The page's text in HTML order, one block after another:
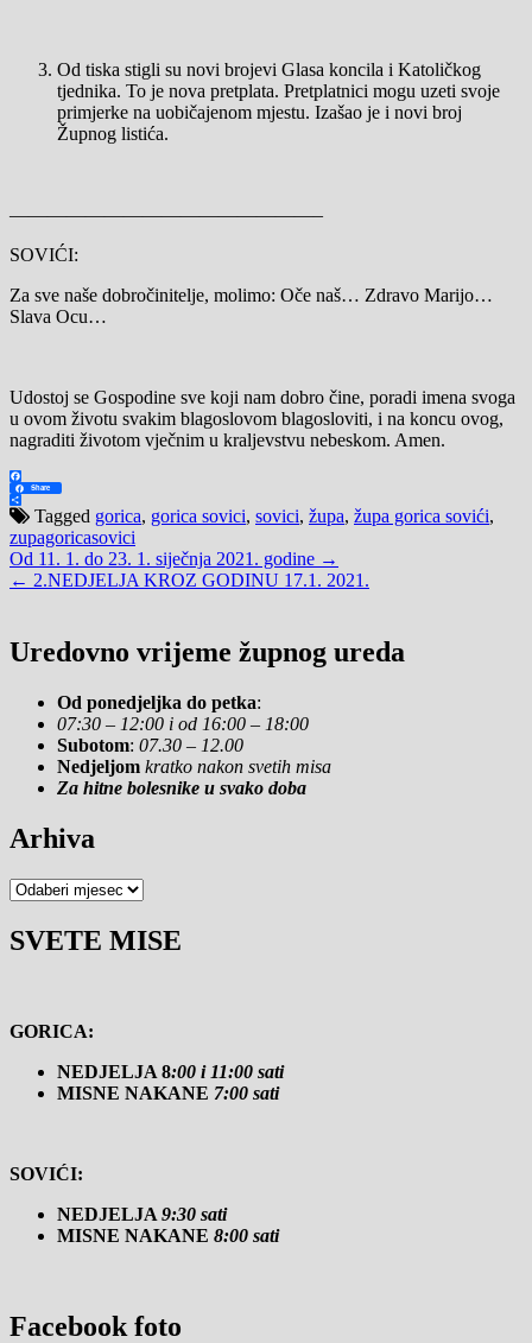
Od tiska stigli su novi brojevi Glasa koncila i Katoličkog
tjednika. To je nova pretplata. Pretplatnici mogu uzeti svoje
primjerke na uobičajenom mjestu. Izašao je i novi broj
Župnog listića.
————————————————–
SOVIĆI:
Za sve naše dobročinitelje, molimo: Oče naš… Zdravo Marijo…
Slava Ocu…
Udostoj se Gospodine sve koji nam dobro čine, poradi imena svoga
u ovom životu svakim blagoslovom blagosloviti, i na koncu ovog,
nagraditi životom vječnim u kraljevstvu nebeskom. Amen.
Facebook
Share
ShareTagged gorica, gorica sovici, sovici, župa, župa gorica sovići,
zupagoricasovici
Navigacija
objava
Od 11. 1. do 23. 1. siječnja 2021. godine →
← 2.NEDJELJA KROZ GODINU 17.1. 2021.
Uredovno vrijeme župnog ureda
Od ponedjeljka do petka:
07:30 – 12:00 i od 16:00 – 18:00
Subotom: 07.30 – 12.00
Nedjeljom kratko nakon svetih misa
Za hitne bolesnike u svako doba
Arhiva
Arhiva
SVETE MISE
GORICA:
NEDJELJA 8:00 i 11:00 sati
MISNE NAKANE 7:00 sati
SOVIĆI:
NEDJELJA 9:30 sati
MISNE NAKANE 8:00 sati
Facebook foto